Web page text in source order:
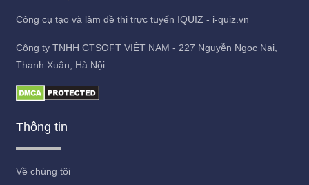
Công cụ tạo và làm đề thi trực tuyến IQUIZ - i-quiz.vn
Công ty TNHH CTSOFT VIỆT NAM - 227 Nguyễn Ngọc Nại,
Thanh Xuân, Hà Nội
Thông tin
Về chúng tôi